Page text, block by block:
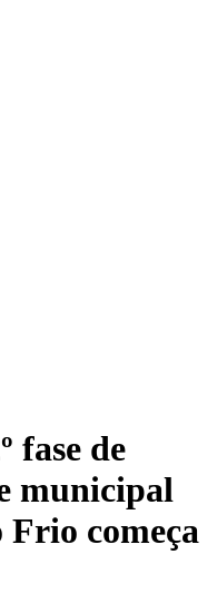
fase de
municipal
Frio começa